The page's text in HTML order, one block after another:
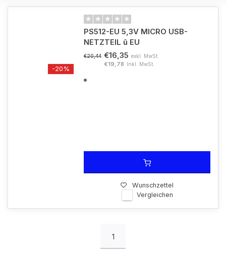
-20%
PS512-EU 5,3V MICRO USB-
NETZTEIL û EU
€20,44 €16,35 exkl. MwSt.
€19,78 Inkl. MwSt.
Wunschzettel
Vergleichen
1